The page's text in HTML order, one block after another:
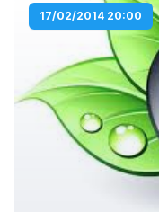
17/02/2014 20:00